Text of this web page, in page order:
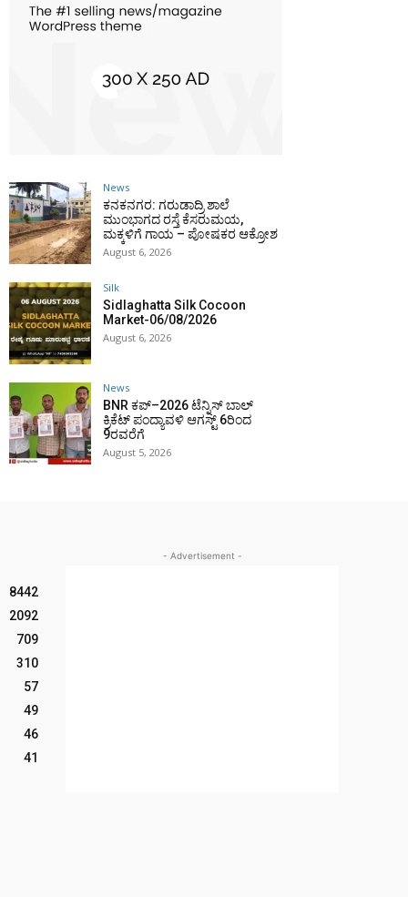
News
ಕನಕನಗರ: ಗರುಡಾದ್ರಿ ಶಾಲೆ
ಮುಂಭಾಗದ ರಸ್ತೆ ಕೆಸರುಮಯ,
ಮಕ್ಕಳಿಗೆ ಗಾಯ – ಪೋಷಕರ ಆಕ್ರೋಶ
August 6, 2026
Silk
Sidlaghatta Silk Cocoon
Market-06/08/2026
August 6, 2026
News
BNR ಕಪ್–2026 ಟೆನ್ನಿಸ್ ಬಾಲ್
ಕ್ರಿಕೆಟ್ ಪಂದ್ಯಾವಳಿ ಆಗಸ್ಟ್ 6ರಿಂದ
9ರವರೆಗೆ
August 5, 2026
8442
2092
709
310
57
49
46
41
- Advertisement -